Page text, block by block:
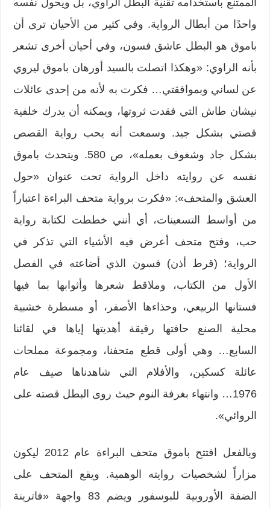
واحدًا من أبطال الرواية. وفي كثير من الأحيان ترى أن
باموق هو البطل عاشق فسون، وفي أحيان أخرى تشعر
بأنه الراوي: «وهكذا اتصلت بالسيد أورهان باموق ليروي
عن لساني وبموافقتي… فكرت به لأنه من إحدى عائلات
نيشان طاش التي فقدت ثروتها، ويمكنه أن يدرك خلفية
قصتي بشكل جيد. وسمعت أنه يحب رواية القصص
بشكل جاد وشغوف بعمله»، ص 580. ويتحدث باموق
نفسه عن روايته داخل الرواية تحت عنوان «حول
العشق والمتحف»: «فكرت برواية متحف البراءة اعتباراً
من أواسط التسعينات، أي أنني خططت لكتابة رواية
حب، وفتح متحف أعرض فيه الأشياء التي تذكر في
الرواية؛ (قرط أذن) فسون الذي أضاعته في الفصل
الأول من الكتاب، وملاقط شعرها وأثوابها بما فيها
فستانها الربيعي، وحذاءها الأصفر، أو مسطرة خشبية
محلية الصنع حافتها رقيقة أهديتها إياها في لقائنا
السابع… وهي أولى قطع متحفنا، ومجموعة مملحات
عائلة كسكين، والأفلام التي شاهدناها صيف عام
1976… وانتهاء بغرفة النوم حيث روى البطل قصته على
الروائي».
وبالفعل افتتح باموق متحف البراءة عام 2012 ليكون
مزاراً لشخصيات روايته الوهمية. ويقع المتحف على
الضفة الأوروبية للبوسفور ويضم 83 واجهة «فاترينة